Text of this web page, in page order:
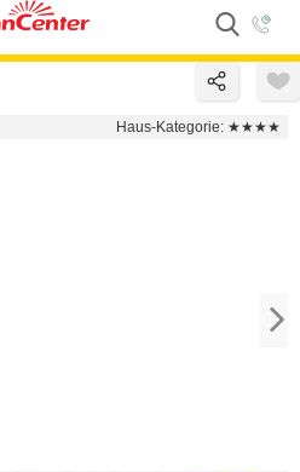
Haus-Kategorie: ★★★★